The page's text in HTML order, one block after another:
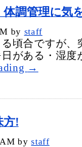
調管理に気
by staff
頃合ですが、
がある・湿
→
方!
by staff